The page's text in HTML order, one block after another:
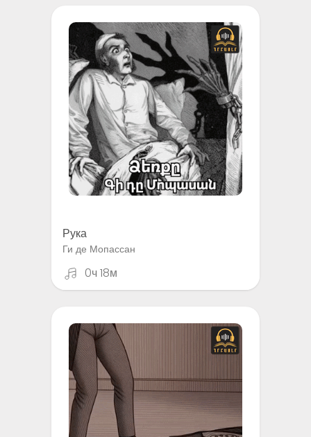
Рука
Ги де Мопассан
0ч 18м